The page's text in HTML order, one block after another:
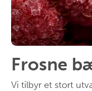
Frosne
Vi tilbyr et stort